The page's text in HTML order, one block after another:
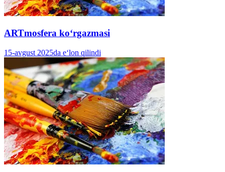
ARTmosfera koʻrgazmasi
15-avgust 2025da e‘lon qilindi